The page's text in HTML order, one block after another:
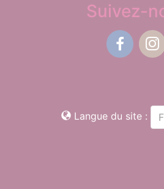
Suivez-
Langue du site :